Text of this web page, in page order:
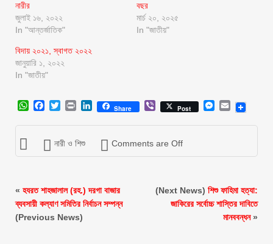
নারীর
জুলাই ১৬, ২০২২
In "আন্তর্জাতিক"
বছর
মার্চ ২০, ২০২৫
In "জাতীয়"
বিদায় ২০২১, স্বাগত ২০২২
জানুয়ারি ১, ২০২২
In "জাতীয়"
WhatsApp
Facebook
Twitter
Print LinkedIn
Share ViberPost Messenger
Email
নারী ও শিশু Comments are Off
« হযরত শাহজালাল (রহ.) দরগা বাজার
ব্যবসায়ী কল্যাণ সমিতির নির্বাচন সম্পন্ন
(Previous News)
(Next News) শিশু ফাহিমা হত্যা:
জাকিরের সর্বোচ্চ শাস্তির দাবিতে
মানববন্ধন»